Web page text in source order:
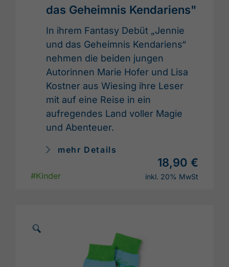
das Geheimnis Kendariens"
In ihrem Fantasy Debüt „Jennie
und das Geheimnis Kendariens“
nehmen die beiden jungen
Autorinnen Marie Hofer und Lisa
Kostner aus Wiesing ihre Leser
mit auf eine Reise in ein
aufregendes Land voller Magie
und Abenteuer.
mehr Details
#Kinder
18,90 €
inkl. 20% MwSt
🗵